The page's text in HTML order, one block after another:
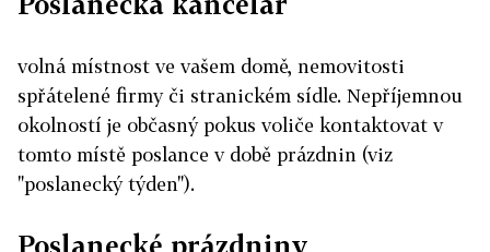
volná místnost ve vašem domě, nemovitosti
spřátelené firmy či stranickém sídle. Nepříjemnou
okolností je občasný pokus voliče kontaktovat v
tomto místě poslance v době prázdnin (viz
"poslanecký týden").
Poslanecké prázdniny